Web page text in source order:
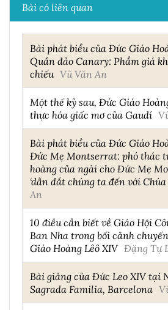
Bài có liên quan
Bài phát biểu của Đức Giáo
Quần đảo Canary: Phẩm giá
chiếu Vũ Văn An
Một thế kỷ sau, Đức Giáo
thực hóa giấc mơ của Gaudí
Bài phát biểu của Đức Giáo
Đức Mẹ Montserrat: phó thác
hoàng của ngài cho Đức Mẹ
‘dẫn dắt chúng ta đến với Chúa
An
10 điều cần biết về Giáo Hội
Ban Nha trong bối cảnh
Giáo Hoàng Lêô XIV Đặng Tự
Bài giảng của Đức Leo XIV tại
Sagrada Familia, Barcelona